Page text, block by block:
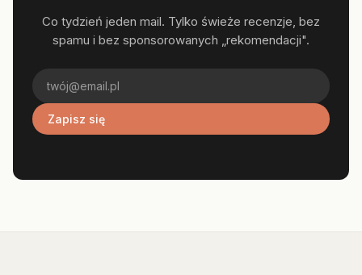
Co tydzień jeden mail. Tylko świeże recenzje, bez
spamu i bez sponsorowanych „rekomendacji".
Zapisz się